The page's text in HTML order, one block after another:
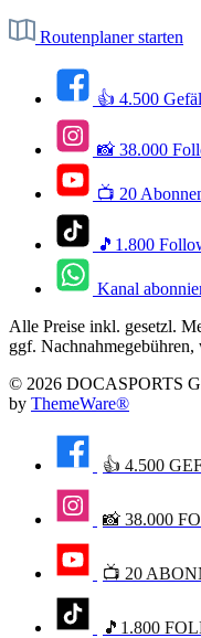
Routenplaner starten
👍 4.500
📸 38.000
📺 20
🎵1.800
Kanal
Alle Preise inkl. gesetzl.
ggf. Nachnahmegebühren,
© 2026 DOCASPORTS
by ThemeWare®
👍 4.500
📸 38.000
📺 20
🎵1.800